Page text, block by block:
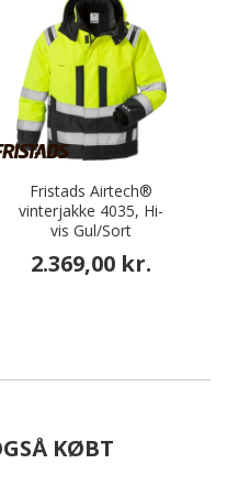
Fristads Airtech®
vinterjakke 4035, Hi-
vis Gul/Sort
2.369,00 kr.
KØBT